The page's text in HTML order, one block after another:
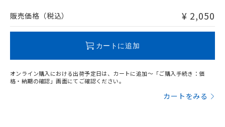
問い合わせください。
販売価格（税込） ¥ 2,050
カートに追加
オンライン購入における出荷予定日は、カートに追加～「ご購入手続き：価
格・納期の確認」画面にてご確認ください。
カートをみる